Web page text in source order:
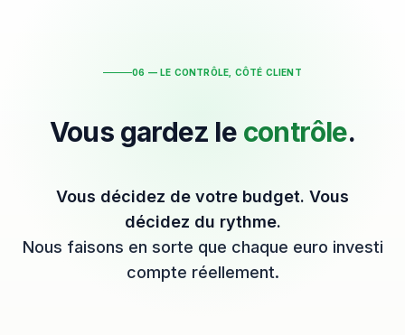
06 — LE CONTRÔLE, CÔTÉ CLIENT
Vous gardez le contrôle.
Vous décidez de votre budget. Vous
décidez du rythme.
Nous faisons en sorte que chaque euro investi
compte réellement.